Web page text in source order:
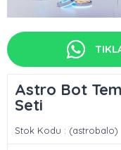
Astro Bot
Seti
Stok Kodu (astrobalo)